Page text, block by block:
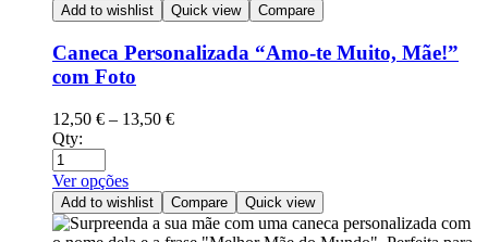
Add to wishlist Quick view Compare
Caneca Personalizada “Amo-te Muito, Mãe!”
com Foto
12,50 € – 13,50 €
Qty:
Ver opções
Add to wishlist Compare Quick view